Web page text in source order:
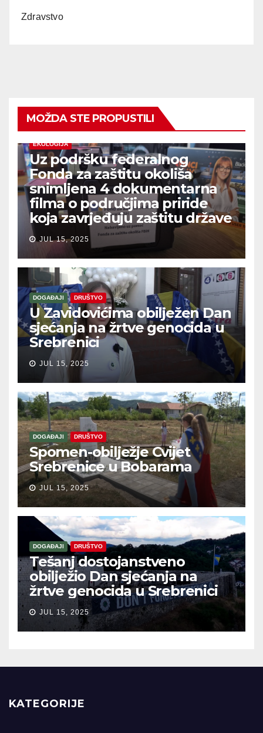
Zdravstvo
MOŽDA STE PROPUSTILI
EKOLOGIJA
Uz podršku federalnog
Fonda za zaštitu okoliša
snimljena 4 dokumentarna
filma o područjima priride
koja zavrjeđuju zaštitu države
JUL 15, 2025
DOGAĐAJI DRUŠTVO
U Zavidovićima obilježen Dan
sjećanja na žrtve genocida u
Srebrenici
JUL 15, 2025
DOGAĐAJI DRUŠTVO
Spomen-obilježje Cvijet
Srebrenice u Bobarama
JUL 15, 2025
DOGAĐAJI DRUŠTVO
Tešanj dostojanstveno
obilježio Dan sjećanja na
žrtve genocida u Srebrenici
JUL 15, 2025
KATEGORIJE